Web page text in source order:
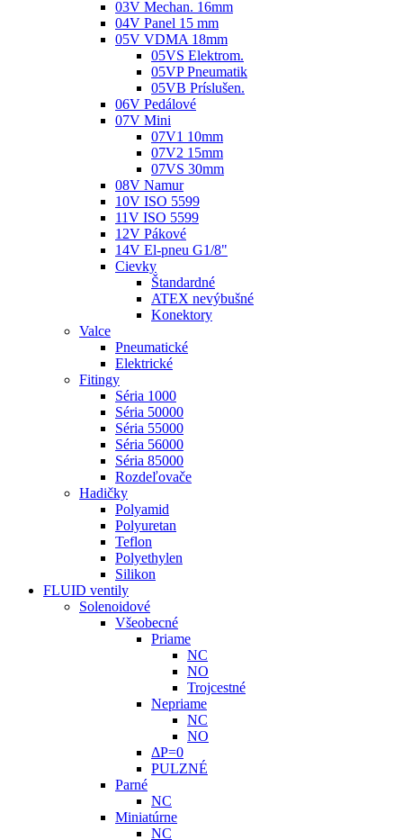
03V Mechan. 16mm
04V Panel 15 mm
05V VDMA 18mm
05VS Elektrom.
05VP Pneumatik
05VB Príslušen.
06V Pedálové
07V Mini
07V1 10mm
07V2 15mm
07VS 30mm
08V Namur
10V ISO 5599
11V ISO 5599
12V Pákové
14V El-pneu G1/8"
Cievky
Štandardné
ATEX nevýbušné
Konektory
Valce
Pneumatické
Elektrické
Fitingy
Séria 1000
Séria 50000
Séria 55000
Séria 56000
Séria 85000
Rozdeľovače
Hadičky
Polyamid
Polyuretan
Teflon
Polyethylen
Silikon
FLUID ventily
Solenoidové
Všeobecné
Priame
NC
NO
Trojcestné
Nepriame
NC
NO
ΔP=0
PULZNÉ
Parné
NC
Miniatúrne
NC